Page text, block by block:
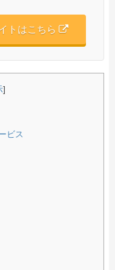
トはこちら
]
ビス